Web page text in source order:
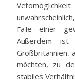
Falle einer
Außerdem ist
Großbritannien,
möchten, zu
stabiles